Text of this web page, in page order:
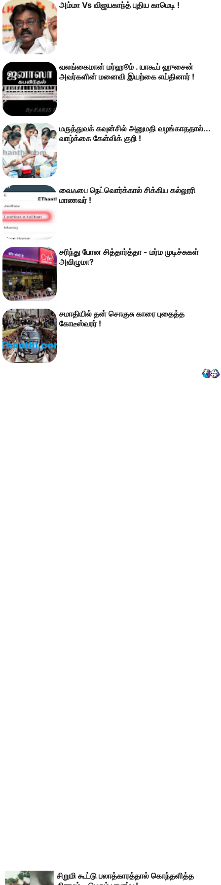
அம்மா Vs விஜயகாந்த் புதிய காமெடி !
வலங்கைமான் மர்ஹூம் . யாகூப் ஹுசைன்
அவர்களின் மனைவி இயற்கை எய்தினார் !
மருத்துவக் கவுன்சில் அனுமதி வழங்காததால்...
வாழ்க்கை கேள்விக் குறி !
வைஃபை நெட்வொர்க்கால் சிக்கிய கல்லூரி
மாணவர் !
சரிந்து போன சித்தார்த்தா - மர்ம முடிச்சுகள்
அவிழுமா?
சமாதியில் தன் சொகுசு காரை புதைத்த
கோடீஸ்வரர் !
சிறுமி கூட்டு பலாத்காரத்தால் கொந்தளித்த